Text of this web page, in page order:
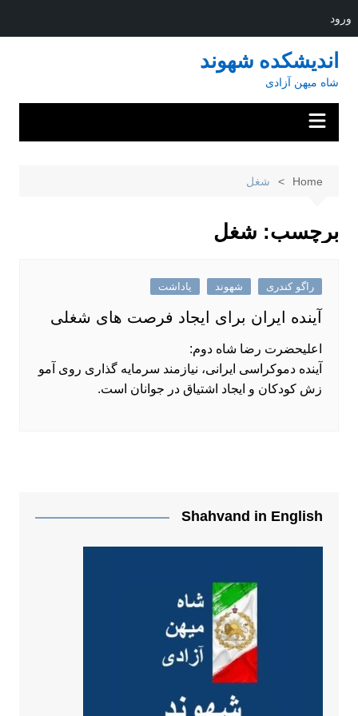
ورود
content
اندیشکده شهوند
شاه میهن آزادی
Home شغل
برچسب: شغل
راگو کندری شهوند یاداشت
آینده ایران برای ایجاد فرصت های شغلی
اعلیحضرت رضا شاه دوم:
آینده دموکراسی ایرانی، نیازمند سرمایه گذاری روی آمو
زش کودکان و ایجاد اشتیاق در جوانان است.
Shahvand in English